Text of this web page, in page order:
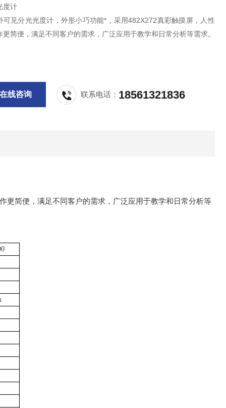
度计
可见分光光度计，外形小巧功能*，采用482X272真彩触摸屏，人性
更简便，满足不同客户的需求，广泛应用于教学和日常分析等需求。
线咨询 联系电话： 18561321836
更简便，满足不同客户的需求，广泛应用于教学和日常分析等